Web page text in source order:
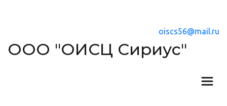
oiscs56@mail.ru
ООО "ОИСЦ Сириус"